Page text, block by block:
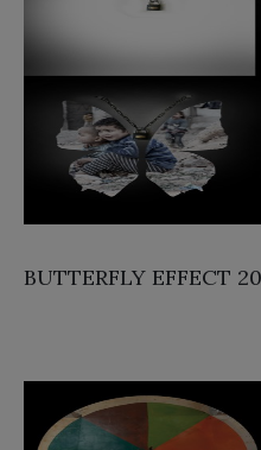
BUTTERFLY EFFECT